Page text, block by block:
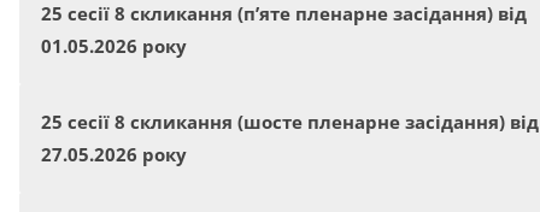
25 сесії 8 скликання (п’яте пленарне засідання) від
01.05.2026 року
25 сесії 8 скликання (шосте пленарне засідання) від
27.05.2026 року